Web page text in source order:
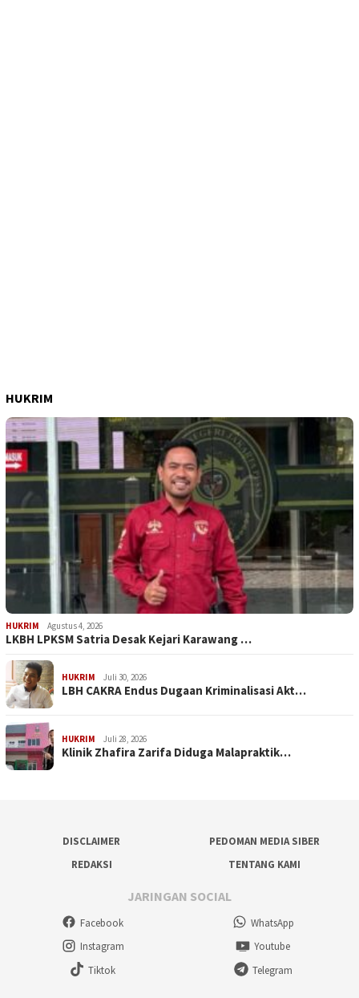
HUKRIM
HUKRIM Agustus 4, 2026
LKBH LPKSM Satria Desak Kejari Karawang …
HUKRIM Juli 30, 2026
LBH CAKRA Endus Dugaan Kriminalisasi Akt…
HUKRIM Juli 28, 2026
Klinik Zhafira Zarifa Diduga Malapraktik…
DISCLAIMER
PEDOMAN MEDIA SIBER
REDAKSI
TENTANG KAMI
JARINGAN SOCIAL
Facebook
WhatsApp
Instagram
Youtube
Tiktok
Telegram